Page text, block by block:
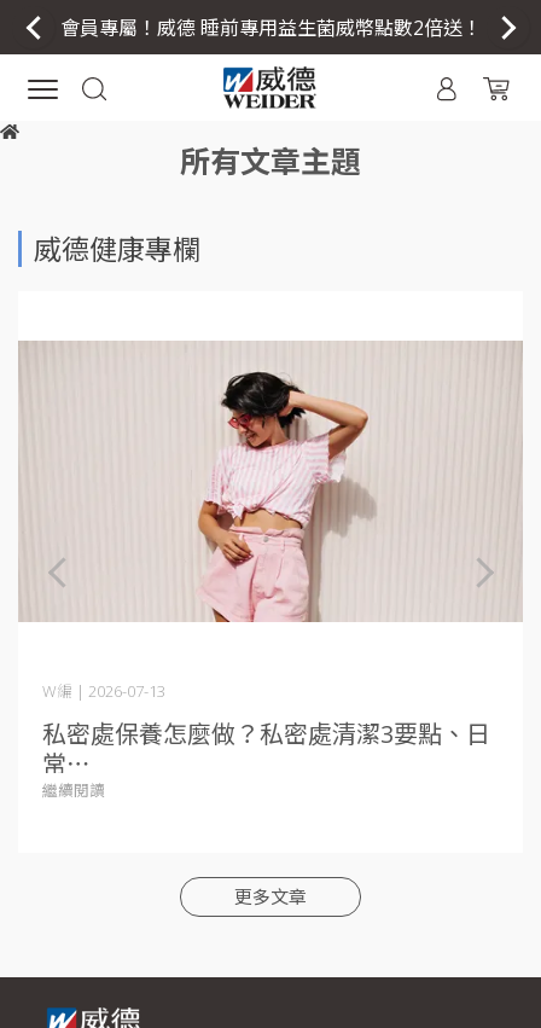
會員專屬！威德 睡前專用益生菌威幣點數2倍送！
所有文章主題
威德健康專欄
W編 | 2026-07-13
私密處保養怎麼做？私密處清潔3要點、日
常⋯
繼續閱讀
更多文章